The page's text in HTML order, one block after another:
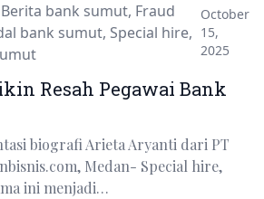
Berita bank sumut, Fraud
bank sumut, Special hire,
October
15,
2025
Resah Pegawai Bank
biografi Arieta Aryanti dari PT
Medan- Special hire,
ini menjadi…